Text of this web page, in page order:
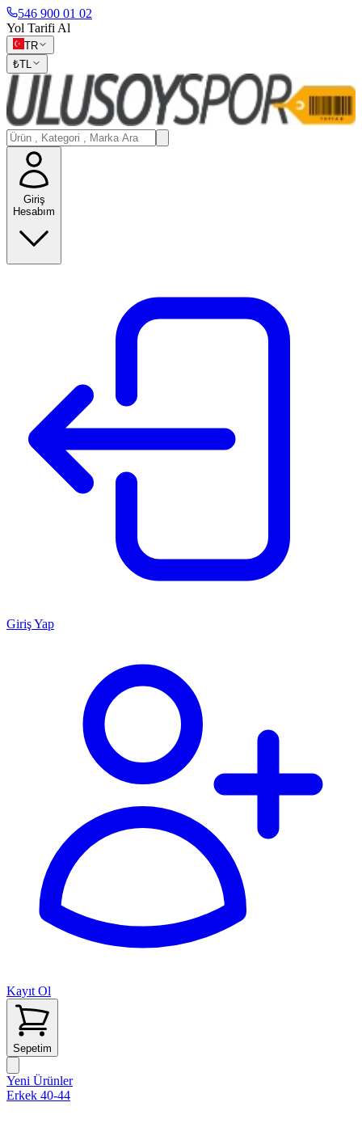
546 900 01 02
Yol Tarifi Al
TR
₺TL
Giriş
Hesabım
Giriş Yap
Kayıt Ol
Sepetim
Yeni Ürünler
Erkek 40-44